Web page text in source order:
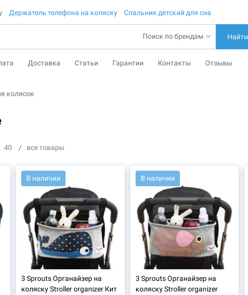
Держатель телефона на коляску Спальник детский для сна
Найти
Доставка Статьи Гарантии Контакты Отзывы
колясок
40 все товары
В наличии
3 Sprouts Органайзер на
коляску Stroller organizer Кит
В наличии
3 Sprouts Органайзер на
коляску Stroller organizer